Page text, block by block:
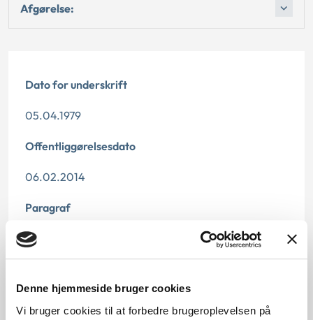
Denne hjemmeside bruger cookies
Vi bruger cookies til at forbedre brugeroplevelsen på
Afgørelse:
Dato for underskrift
05.04.1979
Offentliggørelsesdato
06.02.2014
Paragraf
§ 14 § 6